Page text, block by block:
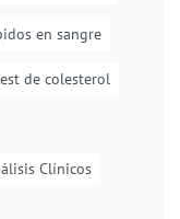
en sangre
de colesterol
Clínicos